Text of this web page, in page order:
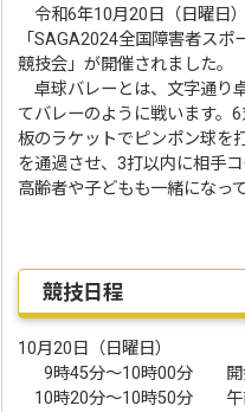
令和6年10月20日（日曜日
「SAGA2024全国障害者ス
競技会」が開催されました。
卓球バレーとは、文字通り
てバレーのように戦います。
板のラケットでピンポン球を
を通過させ、3打以内に相手
高齢者や子どもも一緒になっ
競技日程
10月20日（日曜日）
9時45分～10時00分 開
10時20分～10時50分 午